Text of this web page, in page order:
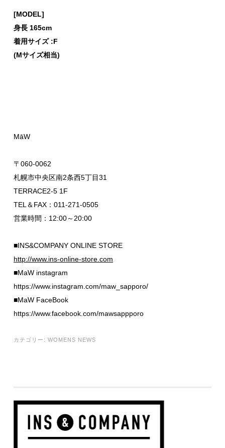
[MODEL]
身長 165cm
着用サイズ :F
(Mサイズ相当)
MāW
〒060-0062
札幌市中央区南2条西5丁目31
TERRACE2-5 1F
TEL＆FAX：011-271-0505
営業時間：12:00～20:00
■INS&COMPANY ONLINE STORE
http://www.ins-online-store.com
■MaW instagram
https://www.instagram.com/maw_sapporo/
■MaW FaceBook
https://www.facebook.com/mawsappporo
カテゴリー: WOMENS NEWS